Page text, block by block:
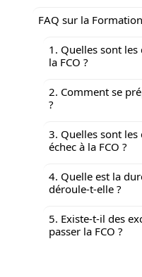
FAQ sur la
1. Quelles sont les
la FCO ?
2. Comment se
?
3. Quelles sont
échec à la FCO ?
4. Quelle est la
déroule-t-elle ?
5. Existe-t-il des
passer la FCO ?